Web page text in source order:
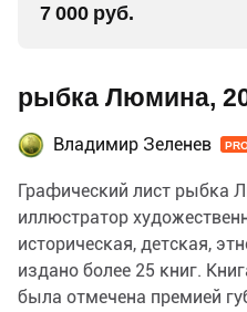
7 000 руб.
рыбка Люмина,
Владимир Зеленев
Графический лист рыбка
иллюстратор
историческая, детская,
издано более 25 книг.
была отмечена премией